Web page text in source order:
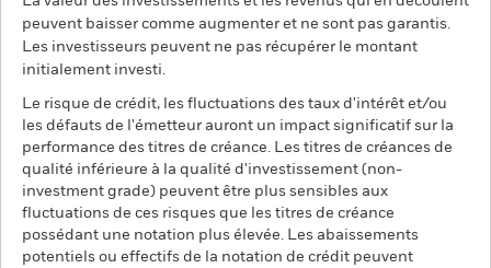
peuvent baisser comme augmenter et ne sont pas garantis.
Les investisseurs peuvent ne pas récupérer le montant
initialement investi.
Le risque de crédit, les fluctuations des taux d'intérêt et/ou
les défauts de l'émetteur auront un impact significatif sur la
performance des titres de créance. Les titres de créances de
qualité inférieure à la qualité d'investissement (non-
investment grade) peuvent être plus sensibles aux
fluctuations de ces risques que les titres de créance
possédant une notation plus élevée. Les abaissements
potentiels ou effectifs de la notation de crédit peuvent